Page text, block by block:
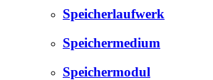
Speicherlaufwerk
Speichermedium
Speichermodul